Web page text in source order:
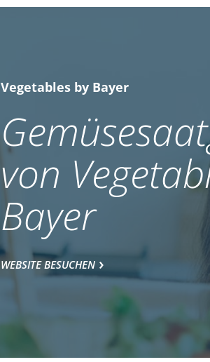
Vegetables by Bayer
von
Bayer
WEBSITE BESUCHEN